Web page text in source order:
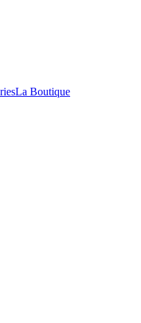
La Boutique